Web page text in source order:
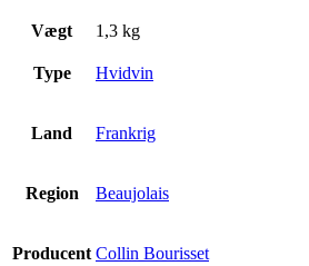
Vægt 1,3 kg
Type Hvidvin
Land Frankrig
Region Beaujolais
Producent Collin Bourisset